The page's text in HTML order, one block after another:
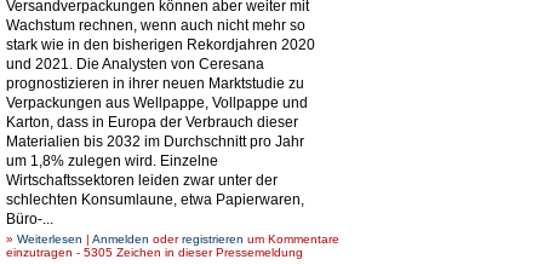
Versandverpackungen können aber weiter mit
Wachstum rechnen, wenn auch nicht mehr so
stark wie in den bisherigen Rekordjahren 2020
und 2021. Die Analysten von Ceresana
prognostizieren in ihrer neuen Marktstudie zu
Verpackungen aus Wellpappe, Vollpappe und
Karton, dass in Europa der Verbrauch dieser
Materialien bis 2032 im Durchschnitt pro Jahr
um 1,8% zulegen wird. Einzelne
Wirtschaftssektoren leiden zwar unter der
schlechten Konsumlaune, etwa Papierwaren,
Büro-...
» Weiterlesen | Anmelden oderregistrieren um Kommentare
einzutragen - 5305 Zeichen in dieser Pressemeldung